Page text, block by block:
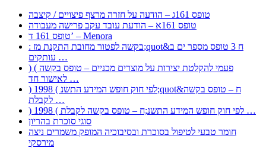
טופס 161ג – הודעה על חזרה מרצף פיצויים / קיצבה
טופס 161א – הודעת עובד עקב פרישה מעבודה
טופס 161 ד’ – Menora
: בקשה לפטור מחובת התקנת מז;quot&ח 3 טופס מספר ים ב
עותקים …
) ( פעמי להקלטת יצירות על מוצרים מכניים – טופס בקשה
לאישור חד …
) 1998 ( לפי חוק חופש המידע התשנ;quot&ח – טופס בקשה
לקבלת …
) 1998 ( לפי חוק חופש המידע התשנ;ח – טופס בקשה לקבלת …
סוגי סוכרת בהריון
חומר טבעי לטיפול בסוכרת ובסיבוכיה המופק משמרים ניצה
מירסקי